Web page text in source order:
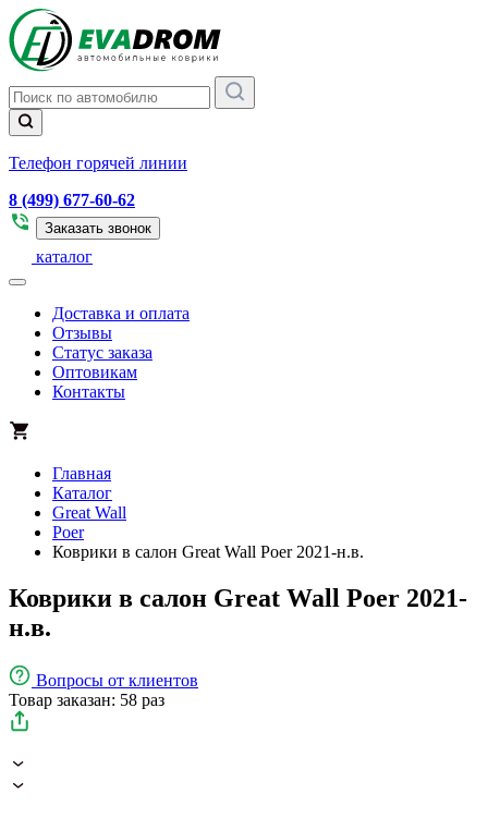
Телефон горячей линии
8 (499) 677-60-62
Заказать звонок
каталог
Доставка и оплата
Отзывы
Статус заказа
Оптовикам
Контакты
Главная
Каталог
Great Wall
Poer
Коврики в салон Great Wall Poer 2021-н.в.
Коврики в салон Great Wall Poer 2021-
н.в.
Вопросы от клиентов
Товар заказан: 58 раз